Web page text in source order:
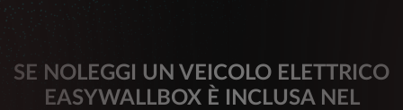
SE NOLEGGI UN VEICOLO ELETTRICO
EASYWALLBOX È INCLUSA NEL